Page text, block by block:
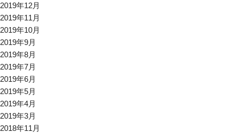
2019年12月
2019年11月
2019年10月
2019年9月
2019年8月
2019年7月
2019年6月
2019年5月
2019年4月
2019年3月
2018年11月